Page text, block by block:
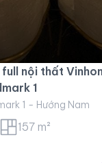
full nội thất
1
1 - Hướng Nam
157 m²